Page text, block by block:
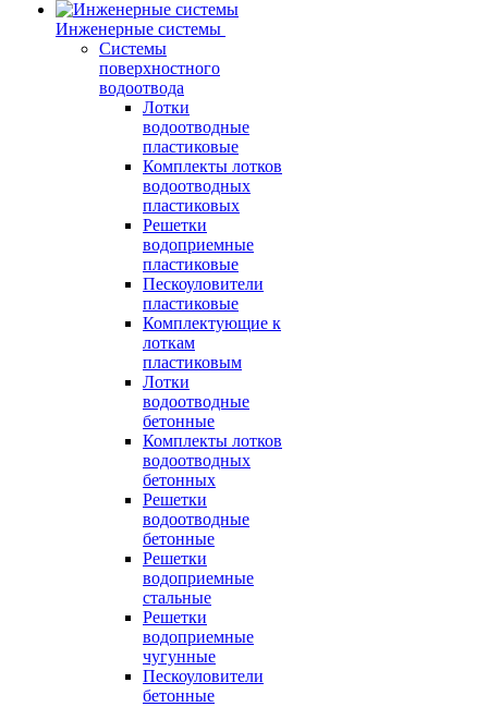
Инженерные системы
Системы
поверхностного
водоотвода
Лотки
водоотводные
пластиковые
Комплекты лотков
водоотводных
пластиковых
Решетки
водоприемные
пластиковые
Пескоуловители
пластиковые
Комплектующие к
лоткам
пластиковым
Лотки
водоотводные
бетонные
Комплекты лотков
водоотводных
бетонных
Решетки
водоотводные
бетонные
Решетки
водоприемные
стальные
Решетки
водоприемные
чугунные
Пескоуловители
бетонные